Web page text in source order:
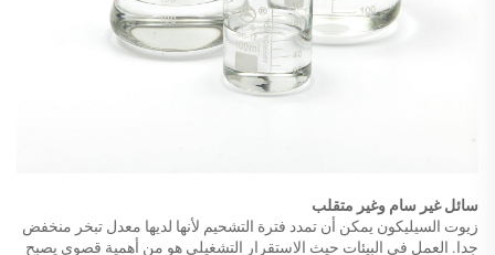
سائل غير سام وغير متقلب
زيوت السيليكون يمكن أن تمدد فترة التشحيم لأنها لديها معدل تبخر منخفض
جدا. العمل في البيئات حيث الاستقرار التشغيلي هو من أهمية قصوى يصبح